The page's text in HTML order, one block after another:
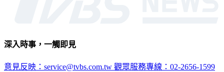
深入時事，一觸即見
意見反映：service@tvbs.com.tw 觀眾服務專線：02-2656-1599